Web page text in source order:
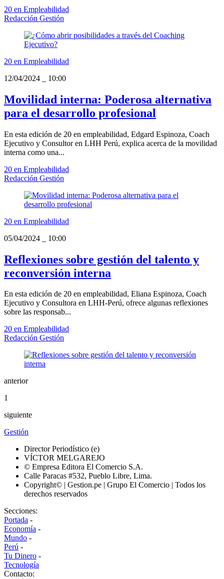
20 en Empleabilidad
Redacción Gestión
20 en Empleabilidad
12/04/2024
10:00
Movilidad interna: Poderosa alternativa
para el desarrollo profesional
En esta edición de 20 en empleabilidad, Edgard Espinoza, Coach
Ejecutivo y Consultor en LHH Perú, explica acerca de la movilidad
interna como una...
20 en Empleabilidad
Redacción Gestión
20 en Empleabilidad
05/04/2024
10:00
Reflexiones sobre gestión del talento y
reconversión interna
En esta edición de 20 en empleabilidad, Eliana Espinoza, Coach
Ejecutivo y Consultora en LHH-Perú, ofrece algunas reflexiones
sobre las responsab...
20 en Empleabilidad
Redacción Gestión
anterior
1
siguiente
Gestión
Director Periodístico (e)
VÍCTOR MELGAREJO
© Empresa Editora El Comercio S.A.
Calle Paracas #532, Pueblo Libre, Lima.
Copyright© | Gestion.pe | Grupo El Comercio | Todos los
derechos reservados
Secciones:
Portada -
Economía -
Mundo -
Perú -
Tu Dinero -
Tecnología
Contacto: